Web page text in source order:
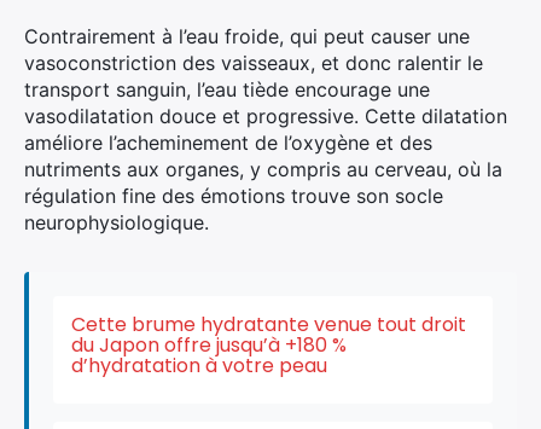
Contrairement à l’eau froide, qui peut causer une
vasoconstriction des vaisseaux, et donc ralentir le
transport sanguin, l’eau tiède encourage une
vasodilatation douce et progressive. Cette dilatation
améliore l’acheminement de l’oxygène et des
nutriments aux organes, y compris au cerveau, où la
régulation fine des émotions trouve son socle
neurophysiologique.
Cette brume hydratante venue tout droit
du Japon offre jusqu’à +180 %
d’hydratation à votre peau